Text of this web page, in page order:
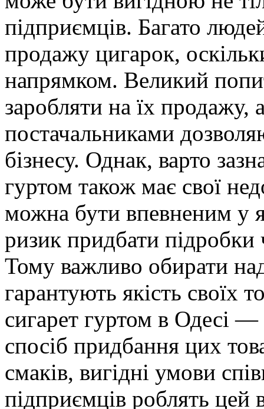
підприємців. Багато
продажу цигарок,
напрямком. Великий
заробляти на їх продажу,
постачальниками
бізнесу. Однак, варто
гуртом також має свої
можна бути впевненим у
ризик придбати підробки
Тому важливо обирати
гарантують якість своїх
сигарет гуртом в Одесі
спосіб придбання цих
смаків, вигідні умови
підприємців роблять цей